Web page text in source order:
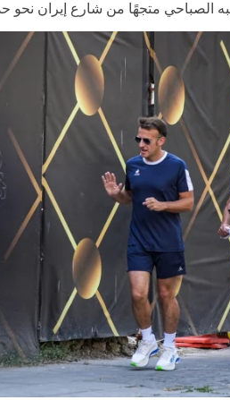
الصباحي متجهًا من شارع إيران نحو